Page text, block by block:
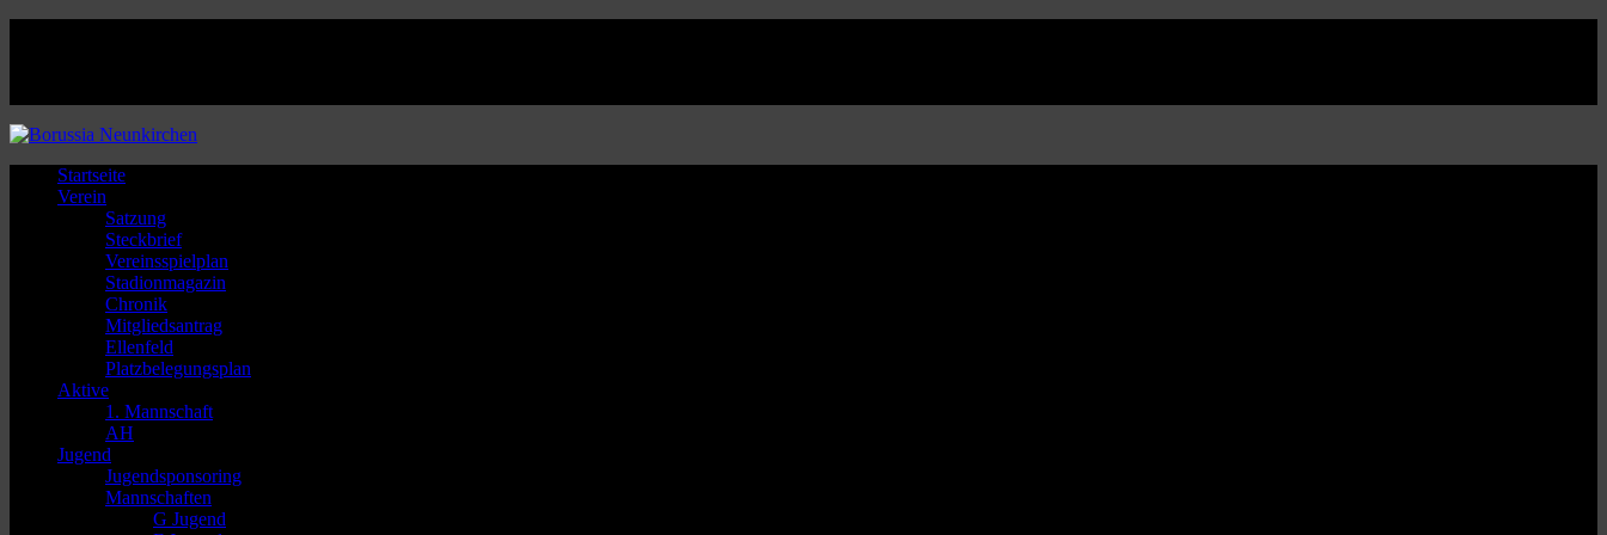
Startseite
Verein
Satzung
Steckbrief
Vereinsspielplan
Stadionmagazin
Chronik
Mitgliedsantrag
Ellenfeld
Platzbelegungsplan
Aktive
1. Mannschaft
AH
Jugend
Jugendsponsoring
Mannschaften
G Jugend